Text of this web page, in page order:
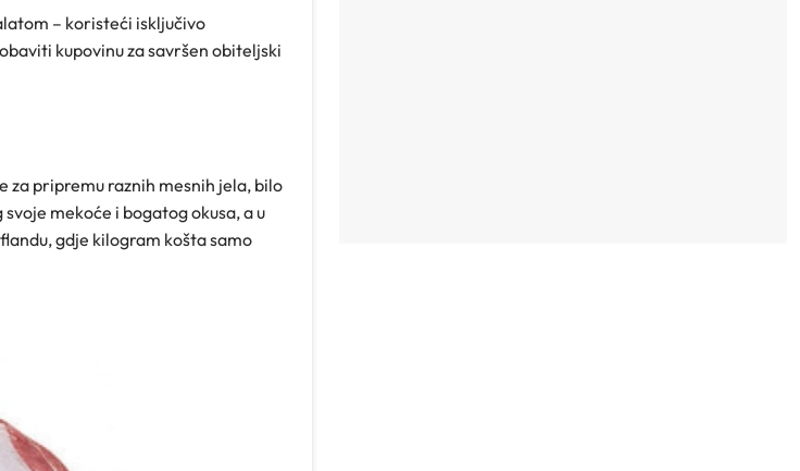
– koristeći isključivo
kupovinu za savršen obiteljski
za pripremu raznih mesnih jela, bilo
mekoće i bogatog okusa, a u
gdje kilogram košta samo